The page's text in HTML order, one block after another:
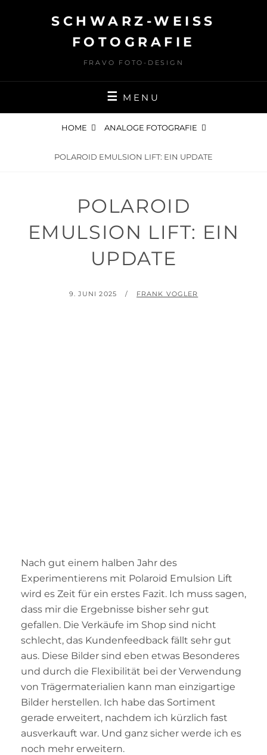
SCHWARZ-WEISS F
OTOGRAFIE
FRAVO FOTO-DESIGN
MENU
HOME ANALOGE FOTOGRAFIE
POLAROID EMULSION LIFT: EIN UPDATE
POLAROID
EMULSION LIFT: EIN
UPDATE
POSTED
9. JUNI 2025 BY
FRANK VOGLER
Nach gut einem halben Jahr des
Experimentierens mit Polaroid Emulsion Lift
wird es Zeit für ein erstes Fazit. Ich muss sagen,
dass mir die Ergebnisse bisher sehr gut
gefallen. Die Verkäufe im Shop sind nicht
schlecht, das Kundenfeedback fällt sehr gut
aus. Diese Bilder sind eben etwas Besonderes
und durch die Flexibilität bei der Verwendung
von Trägermaterialien kann man einzigartige
Bilder herstellen. Ich habe das Sortiment
gerade erweitert, nachdem ich kürzlich fast
ausverkauft war. Und ganz sicher werde ich es
noch mehr erweitern.